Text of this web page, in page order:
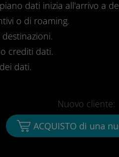
dati inizia all'arrivo a
o di roaming.
crediti dati.
dati.
Nuovo cliente:
ACQUISTO di una